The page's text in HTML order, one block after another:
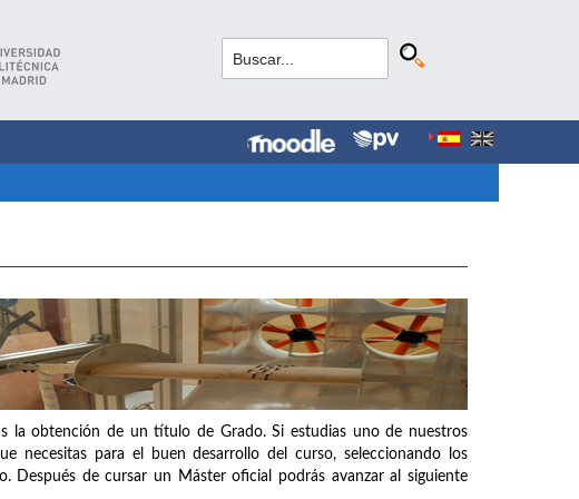
la obtención de un título de Grado. Si estudias uno de nuestros
necesitas para el buen desarrollo del curso, seleccionando los
Después de cursar un Máster oficial podrás avanzar al siguiente